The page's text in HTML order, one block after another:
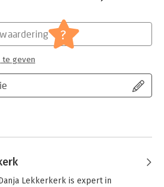
en loopbaan
?
te geven
Lekkerkerk is expert in